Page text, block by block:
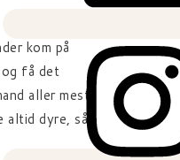
kom på
få det
aller mest
altid dyre, så